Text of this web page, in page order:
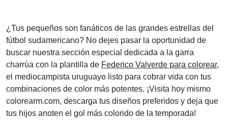
¿Tus pequeños son fanáticos de las grandes estrellas del
fútbol sudamericano? No dejes pasar la oportunidad de
buscar nuestra sección especial dedicada a la garra
charrúa con la plantilla de Federico Valverde para colorear,
el mediocampista uruguayo listo para cobrar vida con tus
combinaciones de color más potentes. ¡Visita hoy mismo
colorearm.com, descarga tus diseños preferidos y deja que
tus hijos anoten el gol más colorido de la temporada!